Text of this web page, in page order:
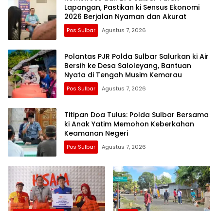
Lapangan, Pastikan ki Sensus Ekonomi
2026 Berjalan Nyaman dan Akurat
Pos Sulbar Agustus 7, 2026
Polantas PJR Polda Sulbar Salurkan ki Air
Bersih ke Desa Saloleyang, Bantuan
Nyata di Tengah Musim Kemarau
Pos Sulbar Agustus 7, 2026
Titipan Doa Tulus: Polda Sulbar Bersama
ki Anak Yatim Memohon Keberkahan
Keamanan Negeri
Pos Sulbar Agustus 7, 2026